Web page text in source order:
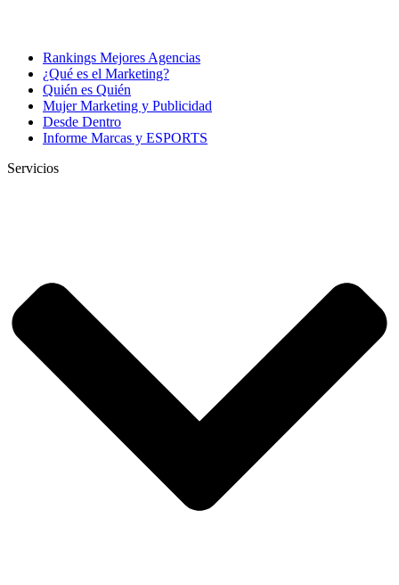
Rankings Mejores Agencias
¿Qué es el Marketing?
Quién es Quién
Mujer Marketing y Publicidad
Desde Dentro
Informe Marcas y ESPORTS
Servicios